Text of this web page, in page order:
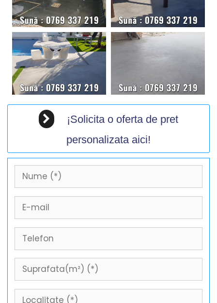
¡Solicita o oferta de pret
personalizata aici!